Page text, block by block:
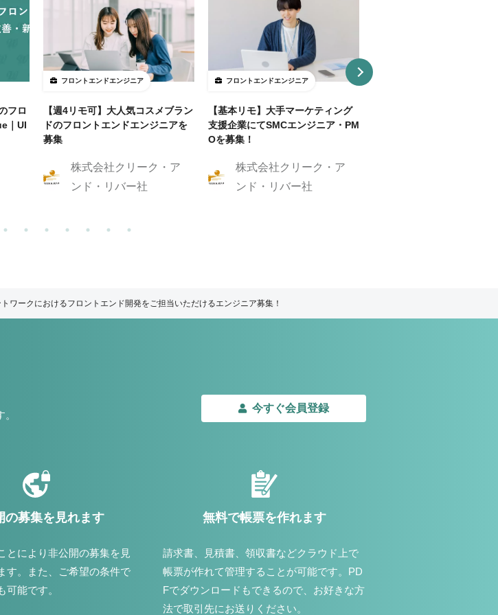
フロ
｜UI
フロントエンドエンジニア
【週4リモ可】大人気コスメブラン
ドのフロントエンドエンジニアを
募集
株式会社クリーク・ア
ンド・リバー社
フロントエンドエンジニア
【基本リモ】大手マーケティング
支援企業にてSMCエンジニア・PM
Oを募集！
株式会社クリーク・ア
ンド・リバー社
トワークにおけるフロントエンド開発をご担当いただけるエンジニア募集！
今すぐ会員登録
の募集を見れます
とにより非公開の募集を見
す。また、ご希望の条件で
可能です。
無料で帳票を作れます
請求書、見積書、領収書などクラウド上で
帳票が作れて管理することが可能です。PD
Fでダウンロードもできるので、お好きな方
法で取引先にお送りください。